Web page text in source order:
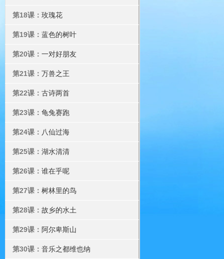
第18课： 玫瑰花
第19课： 蓝色的树叶
第20课： 一对好朋友
第21课： 万兽之王
第22课： 古诗两首
第23课： 龟兔赛跑
第24课： 八仙过海
第25课： 湖水清清
第26课： 谁在乎呢
第27课： 树林里的鸟
第28课： 故乡的水土
第29课： 阿尔卑斯山
第30课： 音乐之都维也纳